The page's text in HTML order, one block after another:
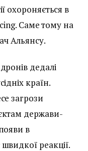
охороняється в
Саме тому на
Альянсу.
дедалі
країн.
загрози
держави-
в
реакції.